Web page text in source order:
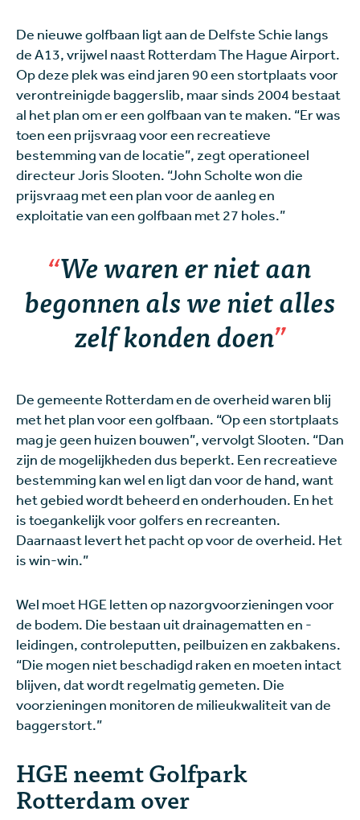
De nieuwe golfbaan ligt aan de Delfste Schie langs
de A13, vrijwel naast Rotterdam The Hague Airport.
Op deze plek was eind jaren 90 een stortplaats voor
verontreinigde baggerslib, maar sinds 2004 bestaat
al het plan om er een golfbaan van te maken. “Er was
toen een prijsvraag voor een recreatieve
bestemming van de locatie”, zegt operationeel
directeur Joris Slooten. “John Scholte won die
prijsvraag met een plan voor de aanleg en
exploitatie van een golfbaan met 27 holes.”
We waren er niet aan
begonnen als we niet alles
zelf konden doen
De gemeente Rotterdam en de overheid waren blij
met het plan voor een golfbaan. “Op een stortplaats
mag je geen huizen bouwen”, vervolgt Slooten. “Dan
zijn de mogelijkheden dus beperkt. Een recreatieve
bestemming kan wel en ligt dan voor de hand, want
het gebied wordt beheerd en onderhouden. En het
is toegankelijk voor golfers en recreanten.
Daarnaast levert het pacht op voor de overheid. Het
is win-win.”
Wel moet HGE letten op nazorgvoorzieningen voor
de bodem. Die bestaan uit drainagematten en -
leidingen, controleputten, peilbuizen en zakbakens.
“Die mogen niet beschadigd raken en moeten intact
blijven, dat wordt regelmatig gemeten. Die
voorzieningen monitoren de milieukwaliteit van de
baggerstort.”
HGE neemt Golfpark
Rotterdam over